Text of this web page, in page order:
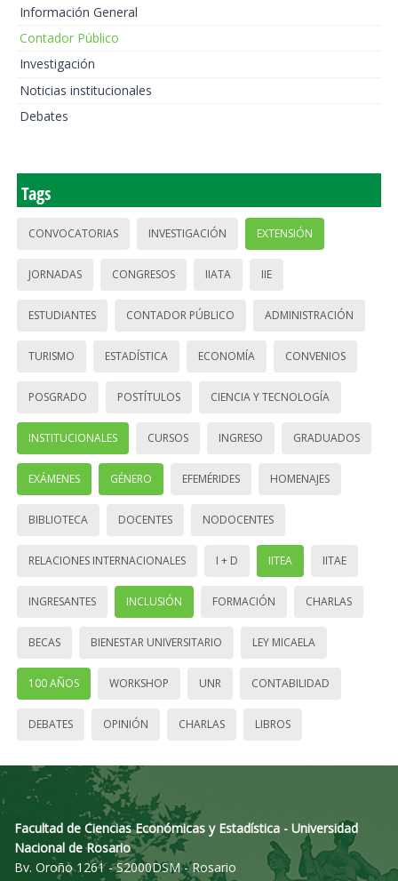
Información General
Contador Público
Investigación
Noticias institucionales
Debates
Tags
CONVOCATORIAS INVESTIGACIÓN EXTENSIÓN
JORNADAS CONGRESOS IIATA IIE
ESTUDIANTES CONTADOR PÚBLICO ADMINISTRACIÓN
TURISMO ESTADÍSTICA ECONOMÍA CONVENIOS
POSGRADO POSTÍTULOS CIENCIA Y TECNOLOGÍA
INSTITUCIONALES CURSOS INGRESO GRADUADOS
EXÁMENES GÉNERO EFEMÉRIDES HOMENAJES
BIBLIOTECA DOCENTES NODOCENTES
RELACIONES INTERNACIONALES I + D IITEA IITAE
INGRESANTES INCLUSIÓN FORMACIÓN CHARLAS
BECAS BIENESTAR UNIVERSITARIO LEY MICAELA
100 AÑOS WORKSHOP UNR CONTABILIDAD
DEBATES OPINIÓN CHARLAS LIBROS
Facultad de Ciencias Económicas y Estadística - Universidad
Nacional de Rosario
Bv. Oroño 1261 - S2000DSM - Rosario